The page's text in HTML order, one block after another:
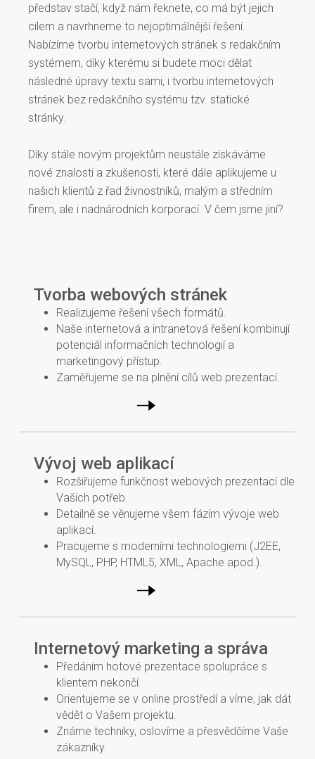
představ stačí, když nám řeknete, co má být jejich
cílem a navrhneme to nejoptimálnější řešení.
Nabízíme tvorbu internetových stránek s redakčním
systémem, díky kterému si budete moci dělat
následné úpravy textu sami, i tvorbu internetových
stránek bez redakčního systému tzv. statické
stránky.
Díky stále novým projektům neustále získáváme
nové znalosti a zkušenosti, které dále aplikujeme u
našich klientů z řad živnostníků, malým a středním
firem, ale i nadnárodních korporací. V čem jsme jiní?
Tvorba webových stránek
Realizujeme řešení všech formátů.
Naše internetová a intranetová řešení kombinují
potenciál informačních technologií a
marketingový přístup.
Zaměřujeme se na plnění cílů web prezentací.
Vývoj web aplikací
Rozšiřujeme funkčnost webových prezentací dle
Vašich potřeb.
Detailně se věnujeme všem fázím vývoje web
aplikací.
Pracujeme s moderními technologiemi (J2EE,
MySQL, PHP, HTML5, XML, Apache apod.).
Internetový marketing a správa
Předáním hotové prezentace spolupráce s
klientem nekončí.
Orientujeme se v online prostředí a víme, jak dát
vědět o Vašem projektu.
Známe techniky, oslovíme a přesvědčíme Vaše
zákazníky.